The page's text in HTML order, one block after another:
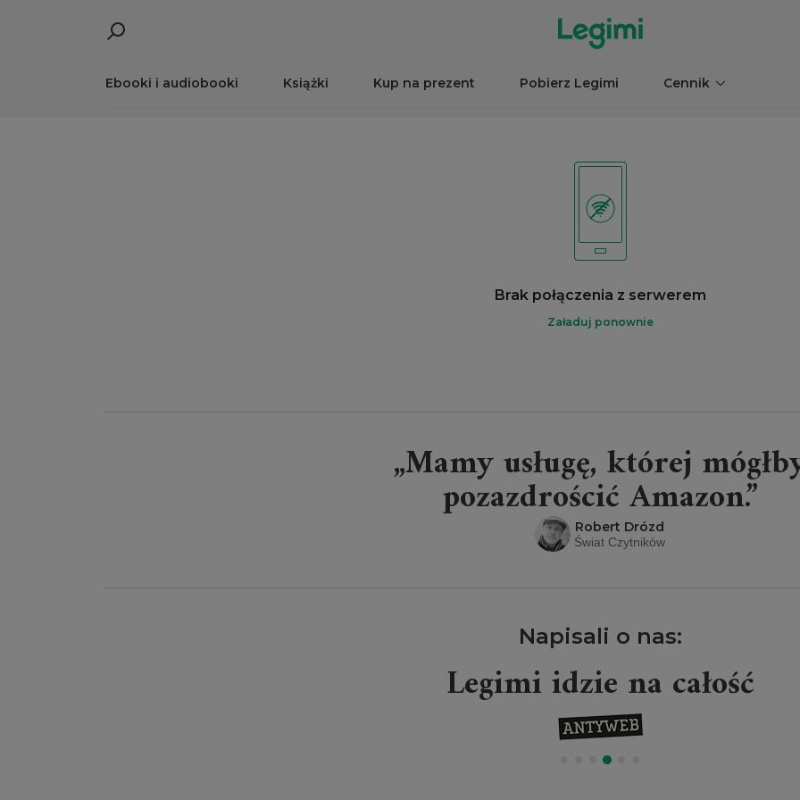
Ebooki i audiobooki Książki Kup na prezent Pobierz Legimi Cennik
Brak połączenia z serwerem
Załaduj ponownie
„Mamy usługę, której
pozazdrościć Amazon.”
Robert Drózd
Świat Czytników
Napisali o nas:
Legimi idzie na całość